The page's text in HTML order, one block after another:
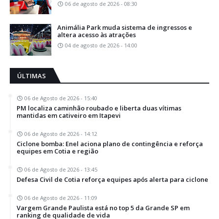
06 de agosto de 2026 - 08:30
Animália Park muda sistema de ingressos e
altera acesso às atrações
04 de agosto de 2026 - 14:00
ÚLTIMAS
06 de Agosto de 2026 - 15:40
PM localiza caminhão roubado e liberta duas vítimas
mantidas em cativeiro em Itapevi
06 de Agosto de 2026 - 14:12
Ciclone bomba: Enel aciona plano de contingência e reforça
equipes em Cotia e região
06 de Agosto de 2026 - 13:45
Defesa Civil de Cotia reforça equipes após alerta para ciclone
06 de Agosto de 2026 - 11:09
Vargem Grande Paulista está no top 5 da Grande SP em
ranking de qualidade de vida